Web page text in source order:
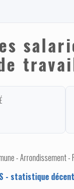
- Arrondissement -
- statistique